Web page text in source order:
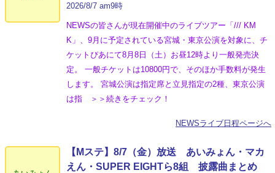
2026/8/7 am9時
NEWSの皆さんが現在開催中のライブツアー「/// KM
K」、9月に予定されている宮城・東京公演を対象に、チ
ケットぴあにて8月8日（土）お昼12時より一般発売決
定。 一般チケットは10800円で、そのほか手数料が発生
します。 宮城公演は指定席と立見指定の2種、東京公演
は指 ＞＞続きをチェック！
NEWSライブ日程ページへ
【Mステ】8/7（金）放送 あいみょん・マカ
えん・SUPER EIGHTら8組 披露曲まとめ